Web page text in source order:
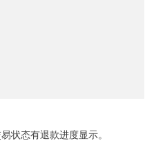
状态有退款进度显示。